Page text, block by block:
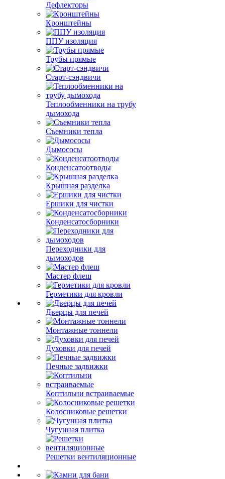
Дефлекторы
Кронштейны
ППУ изоляция
Трубы прямые
Старт-сэндвичи
Теплообменники на трубу
дымохода
Съемники тепла
Дымососы
Конденсатоотводы
Крышная разделка
Ершики для чистки
Конденсатосборники
Переходники для
дымоходов
Мастер флеш
Герметики для кровли
Дверцы для печей
Монтажные тоннели
Духовки для печей
Печные задвижки
Коптильни встраиваемые
Колосниковые решетки
Чугунная плитка
Решетки вентиляционные